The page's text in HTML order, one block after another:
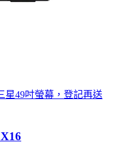
星49吋螢幕，登記再送